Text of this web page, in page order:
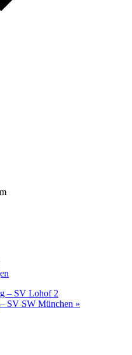
– SV Lohof 2
SV SW München »